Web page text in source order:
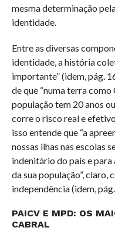
mesma determinação
identidade.
Entre as diversas
identidade, a história
importante” (idem, pág.
de que “numa terra
população tem 20 anos
corre o risco real e
isso entende que “a
nossas ilhas nas escolas
indenitário do país e
da sua população”, claro,
independência (idem,
PAICV E MPD: OS
CABRAL